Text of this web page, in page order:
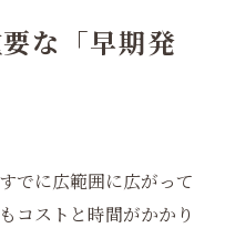
な「早期発
でに広範囲に広がって
コストと時間がかかり